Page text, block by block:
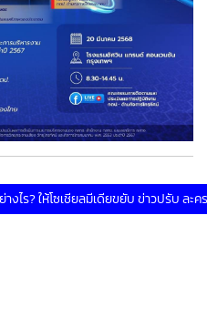
งไร? ให้โซเชียลมีเดียขยับ ข่าวปรับ ละค